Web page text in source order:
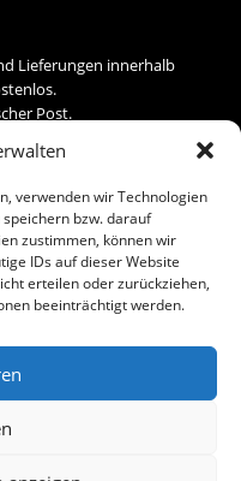
verwenden wir Technologien
bzw. darauf
zustimmen, können wir
IDs auf dieser Website
erteilen oder zurückziehen,
beeinträchtigt werden.
Lieferungen innerhalb
Post.